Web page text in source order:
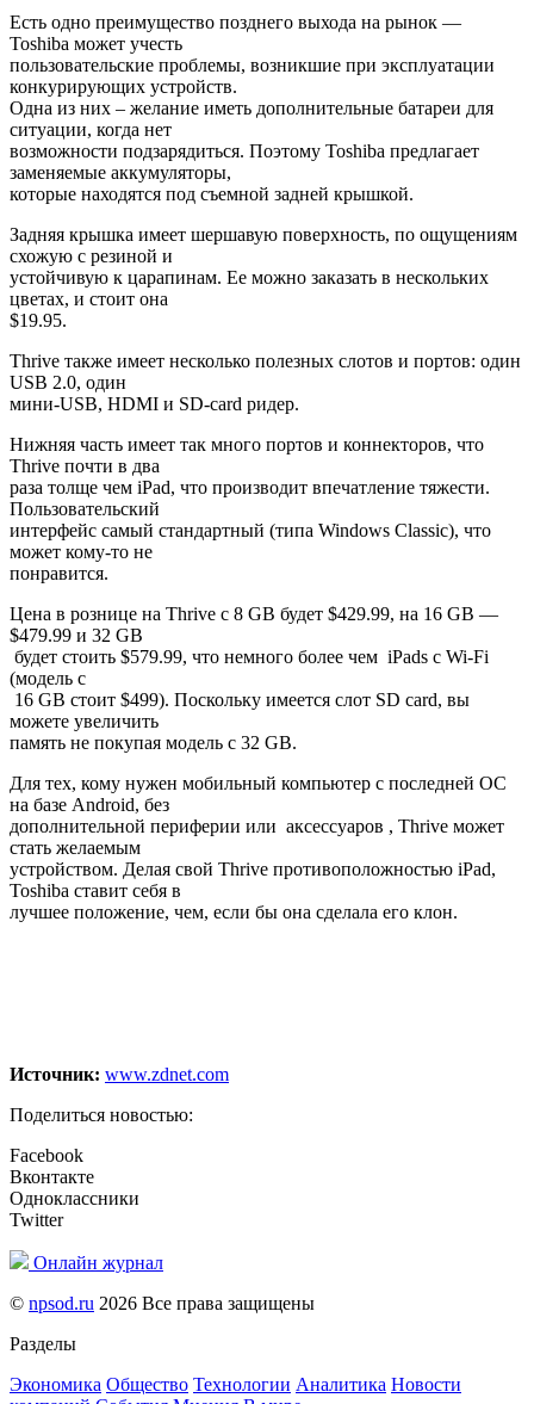
Есть одно преимущество позднего выхода на рынок —
Toshiba может учесть
пользовательские проблемы, возникшие при эксплуатации
конкурирующих устройств.
Одна из них – желание иметь дополнительные батареи для
ситуации, когда нет
возможности подзарядиться. Поэтому Toshiba предлагает
заменяемые аккумуляторы,
которые находятся под съемной задней крышкой.
Задняя крышка имеет шершавую поверхность, по ощущениям
схожую с резиной и
устойчивую к царапинам. Ее можно заказать в нескольких
цветах, и стоит она
$19.95.
Thrive также имеет несколько полезных слотов и портов: один
USB 2.0, один
мини-USB, HDMI и SD-card ридер.
Нижняя часть имеет так много портов и коннекторов, что
Thrive почти в два
раза толще чем iPad, что производит впечатление тяжести.
Пользовательский
интерфейс самый стандартный (типа Windows Classic), что
может кому-то не
понравится.
Цена в рознице на Thrive с 8 GB будет $429.99, на 16 GB —
$479.99 и 32 GB
будет стоить $579.99, что немного более чем iPads с Wi-Fi
(модель с
16 GB стоит $499). Поскольку имеется слот SD card, вы
можете увеличить
память не покупая модель с 32 GB.
Для тех, кому нужен мобильный компьютер с последней ОС
на базе Android, без
дополнительной периферии или аксессуаров , Thrive может
стать желаемым
устройством. Делая свой Thrive противоположностью iPad,
Toshiba ставит себя в
лучшее положение, чем, если бы она сделала его клон.
Источник: www.zdnet.com
Поделиться новостью:
Facebook
Вконтакте
Одноклассники
Twitter
Онлайн журнал
© npsod.ru 2026 Все права защищены
Разделы
Экономика Общество Технологии Аналитика Новости